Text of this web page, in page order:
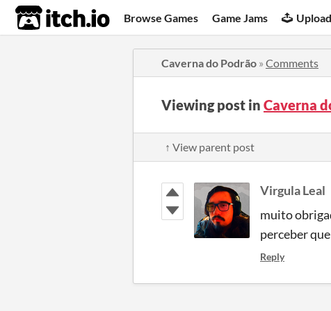
itch.io Browse Games Game Jams
Caverna do Podrão » Comments
Viewing post in Caverna
↑ View parent post
Virgula Leal
muito
perceber
Reply